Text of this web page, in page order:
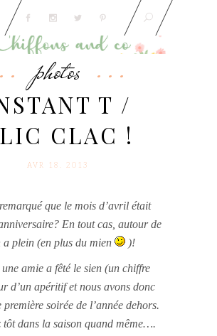
photos
T /
CLAC !
AVR 18. 2013
que le mois d’avril était
En tout cas, autour de
plein (en plus du mien
)!
amie a fêté le sien (un chiffre
d’un apéritif et nous avons donc
première soirée de l’année dehors.
tôt dans la saison quand même….